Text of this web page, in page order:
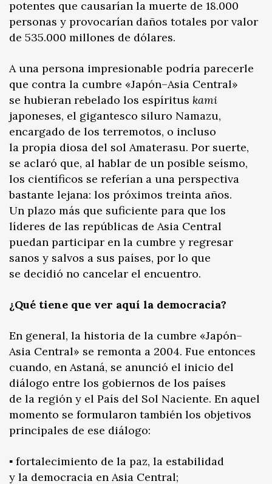
potentes que causarían la muerte de 18.000
personas y provocarían daños totales por valor
de 535.000 millones de dólares.
A una persona impresionable podría parecerle
que contra la cumbre «Japón–Asia Central»
se hubieran rebelado los espíritus kami
japoneses, el gigantesco siluro Namazu,
encargado de los terremotos, o incluso
la propia diosa del sol Amaterasu. Por suerte,
se aclaró que, al hablar de un posible seísmo,
los científicos se referían a una perspectiva
bastante lejana: los próximos treinta años.
Un plazo más que suficiente para que los
líderes de las repúblicas de Asia Central
puedan participar en la cumbre y regresar
sanos y salvos a sus países, por lo que
se decidió no cancelar el encuentro.
¿Qué tiene que ver aquí la democracia?
En general, la historia de la cumbre «Japón–
Asia Central» se remonta a 2004. Fue entonces
cuando, en Astaná, se anunció el inicio del
diálogo entre los gobiernos de los países
de la región y el País del Sol Naciente. En aquel
momento se formularon también los objetivos
principales de ese diálogo:
▪️ fortalecimiento de la paz, la estabilidad
y la democracia en Asia Central;